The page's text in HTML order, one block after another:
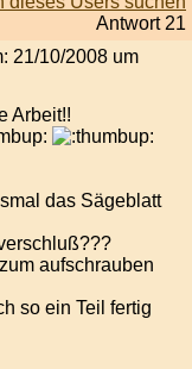
Antwort 21
21/10/2008 um
Arbeit!!
das Sägeblatt
aufschrauben
so ein Teil fertig